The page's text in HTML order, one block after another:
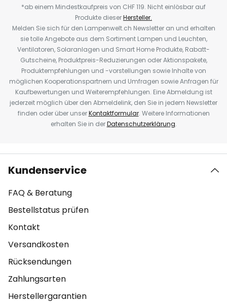
*ab einem Mindestkaufpreis von CHF 119. Nicht einlösbar auf
Produkte dieserHersteller.
Melden Sie sich für den Lampenwelt.ch Newsletter an und erhalten
sie tolle Angebote aus dem Sortiment Lampen und Leuchten,
Ventilatoren, Solaranlagen und Smart Home Produkte, Rabatt-
Gutscheine, Produktpreis-Reduzierungen oder Aktionspakete,
Produktempfehlungen und -vorstellungen sowie Inhalte von
möglichen Kooperationspartnern und Umfragen sowie Anfragen für
Kaufbewertungen und Weiterempfehlungen. Eine Abmeldung ist
jederzeit möglich über den Abmeldelink, den Sie in jedem Newsletter
finden oder über unserKontaktformular. Weitere Informationen
erhalten Sie in derDatenschutzerklärung.
Kundenservice
FAQ & Beratung
Bestellstatus prüfen
Kontakt
Versandkosten
Rücksendungen
Zahlungsarten
Herstellergarantien